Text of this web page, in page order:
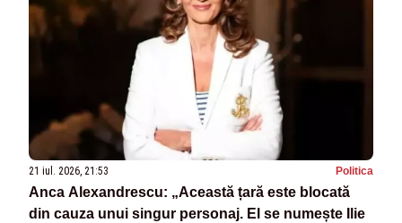
21 iul. 2026, 21:53 Politica
Anca Alexandrescu: „Această țară este blocată
din cauza unui singur personaj. El se numește Ilie